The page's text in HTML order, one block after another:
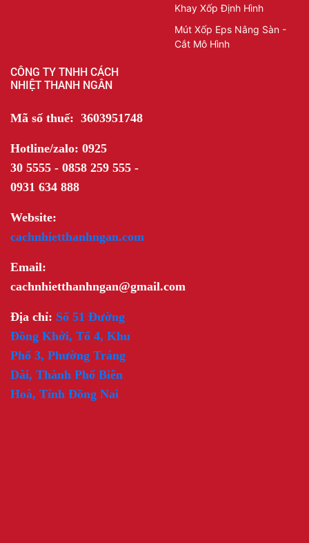
Khay Xốp Định Hình
Mút Xốp Eps Nâng Sàn -
Cắt Mô Hình
CÔNG TY TNHH CÁCH
NHIỆT THANH NGÂN
Mã số thuế: 3603951748
Hotline/zalo: 0925
30 5555 - 0858 259 555 -
0931 634 888
Website:
cachnhietthanhngan.com
Email:
cachnhietthanhngan@gmail.com
Địa chỉ: Số 51 Đường
Đồng Khởi, Tổ 4, Khu
Phố 3, Phường Trảng
Dài, Thành Phố Biên
Hoà, Tỉnh Đồng Nai